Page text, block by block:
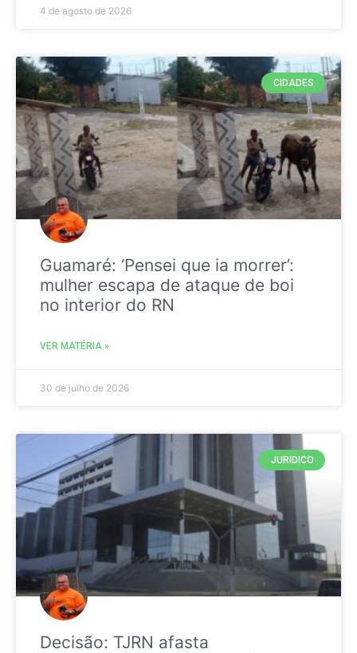
4 de agosto de 2026
CIDADES
Guamaré: ‘Pensei que ia morrer’:
mulher escapa de ataque de boi
no interior do RN
VER MATÉRIA »
30 de julho de 2026
JURIDICO
Decisão: TJRN afasta